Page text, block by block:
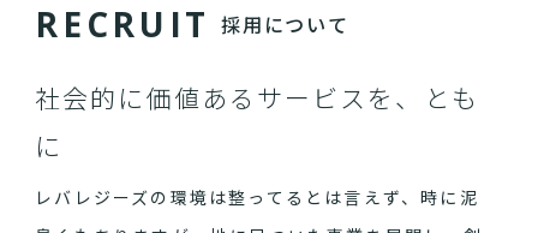
RECRU IT 採用について
社会的に価値あるサービスを、とも
に
レバレジーズの環境は整ってるとは言えず、時に泥